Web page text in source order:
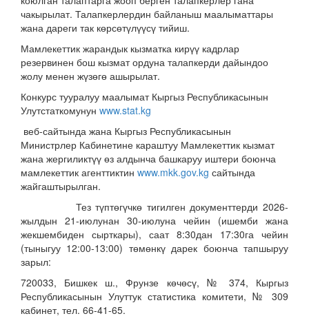
чакырылат. Талапкерлердин байланыш маалыматтары
жана дареги так көрсөтүлүүсү тийиш.
Мамлекеттик жарандык кызматка кирүү кадрлар
резервинен бош кызмат ордуна талапкерди дайындоо
жолу менен жүзөгө ашырылат.
Конкурс тууралуу маалымат Кыргыз Республикасынын
Улутстаткомунун www.stat.kg
веб-сайтында жана Кыргыз Республикасынын
Министрлер Кабинетине караштуу Мамлекеттик кызмат
жана жергиликтүү өз алдынча башкаруу иштери боюнча
мамлекеттик агенттиктин www.mkk.gov.kg сайтында
жайгаштырылган.
Тез түптөгүчкө тигилген документтерди 2026-
жылдын 21-июлунан 30-июлуна чейин (ишемби жана
жекшембиден сырткары), саат 8:30дан 17:30га чейин
(тыныгуу 12:00-13:00) төмөнкү дарек боюнча тапшыруу
зарыл:
720033, Бишкек ш., Фрунзе көчөсү, № 374, Кыргыз
Республикасынын Улуттук статистика комитети, № 309
кабинет, тел. 66-41-65.